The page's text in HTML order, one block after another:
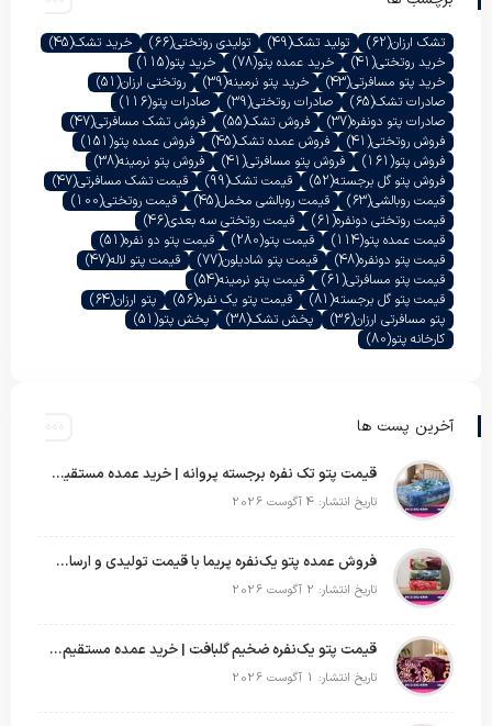
تشک ارزان(62) تولید تشک(49) تولیدی روتختی(66) خرید تشک(45)
خرید روتختی(41) خرید عمده پتو(78) خرید پتو(115)
خرید پتو مسافرتی(43) خرید پتو نرمینه(39) روتختی ارزان(51)
صادرات تشک(65) صادرات روتختی(39) صادرات پتو(116)
صادرات پتو دونفره(37) فروش تشک(55) فروش تشک مسافرتی(47)
فروش روتختی(41) فروش عمده تشک(45) فروش عمده پتو(151)
فروش پتو(161) فروش پتو مسافرتی(41) فروش پتو نرمینه(38)
فروش پتو گل برجسته(52) قیمت تشک(99) قیمت تشک مسافرتی(47)
قیمت روبالشی(63) قیمت روبالشی مخمل(45) قیمت روتختی(100)
قیمت روتختی دونفره(61) قیمت روتختی سه بعدی(46)
قیمت عمده پتو(114) قیمت پتو(280) قیمت پتو دو نفره(51)
قیمت پتو دونفره(48) قیمت پتو شادیلون(77) قیمت پتو لاله(47)
قیمت پتو مسافرتی(61) قیمت پتو نرمینه(54)
قیمت پتو گل برجسته(81) قیمت پتو یک نفره(56) پتو ارزان(64)
پتو مسافرتی ارزان(36) پخش تشک(38) پخش پتو(51)
کارخانه پتو(80)
آخرین پست ها
قیمت پتو تک نفره برجسته پروانه | خرید عمده مستقیم با بهترین قیمت بازار
تاریخ انتشار: 4 آگوست 2026
فروش عمده پتو یک‌نفره پریما با قیمت تولیدی و ارسال به سراسر کشور
تاریخ انتشار: 2 آگوست 2026
قیمت پتو یک‌نفره ضخیم گلبافت | خرید عمده مستقیم با بهترین قیمت
تاریخ انتشار: 1 آگوست 2026